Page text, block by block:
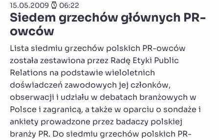
15.05.2009 06:22
Siedem grzechów głównych PR-
owców
Lista siedmiu grzechów polskich PR-owców
została zestawiona przez Radę Etyki Public
Relations na podstawie wieloletnich
doświadczeń zawodowych jej członków,
obserwacji i udziału w debatach branżowych w
Polsce i zagranicą, a także w oparciu o sondaże i
ankiety prowadzone przez badaczy polskiej
branży PR. Do siedmiu grzechów polskich PR-